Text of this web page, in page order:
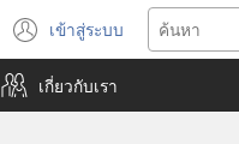
เข้าสู่ระบบ
(เปิด
หน้าต่าง
ใหม่)
เกี่ยว​กับ​เรา